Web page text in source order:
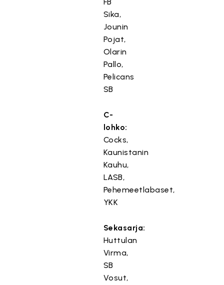
Sika,
Jounin
Pojat,
Olarin
Pallo,
Pelicans
SB
C-
lohko:
Cocks,
Kaunistanin
Kauhu,
LASB,
Pehemeetlabaset,
YKK
Sekasarja:
Huttulan
Virma,
SB
Vosut,